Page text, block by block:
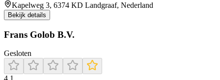
Kapelweg 3, 6374 KD Landgraaf, Nederland
Bekijk details
Frans Golob B.V.
Gesloten